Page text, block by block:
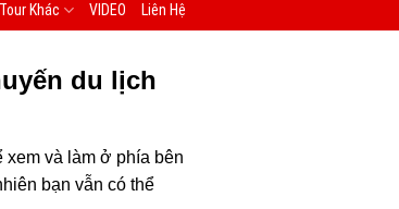
Tour Khác VIDEO Liên Hệ
du lịch
xem và làm ở phía bên
bạn vẫn có thể